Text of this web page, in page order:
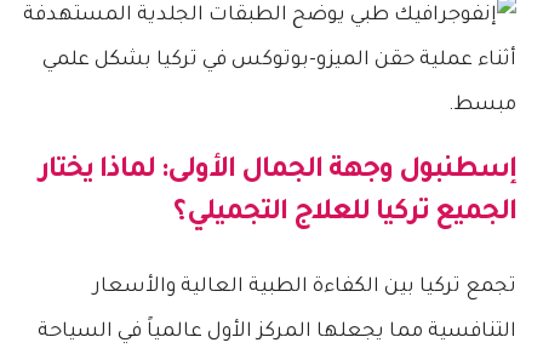
إسطنبول وجهة الجمال الأولى: لماذا يختار
الجميع تركيا للعلاج التجميلي؟
تجمع تركيا بين الكفاءة الطبية العالية والأسعار
التنافسية مما يجعلها المركز الأول عالمياً في السياحة